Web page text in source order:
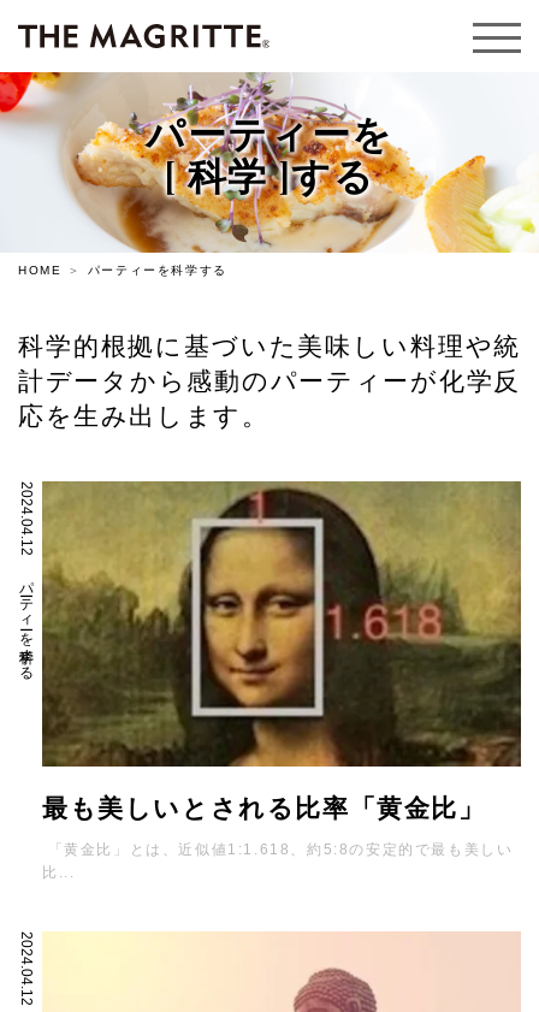
パーティーを
[ 科学 ]する
HOME パーティーを科学する
科学的根拠に基づいた美味しい料理や統
計データから 感動のパーティーが化学反
応を生み出します。
2024.04.12
パーティーを科学する
最も美しいとされる比率「黄金比」
「黄金比」とは、近似値1:1.618、約5:8の安定的で最も美しい
比...
2024.04.12